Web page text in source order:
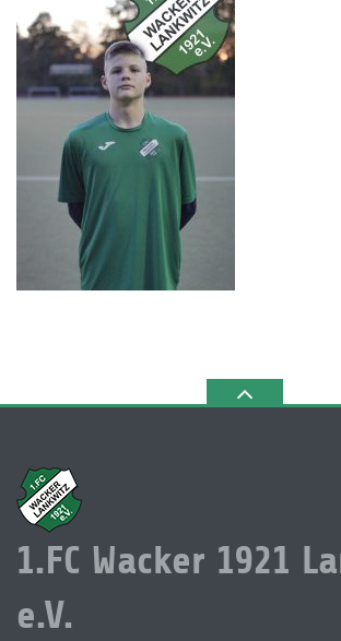
1.FC Wacker 1921
e.V.